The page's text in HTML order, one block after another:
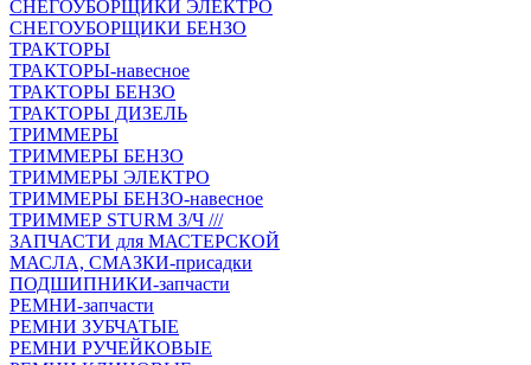
СНЕГОУБОРЩИКИ ЭЛЕКТРО
СНЕГОУБОРЩИКИ БЕНЗО
ТРАКТОРЫ
ТРАКТОРЫ-навесное
ТРАКТОРЫ БЕНЗО
ТРАКТОРЫ ДИЗЕЛЬ
ТРИММЕРЫ
ТРИММЕРЫ БЕНЗО
ТРИММЕРЫ ЭЛЕКТРО
ТРИММЕРЫ БЕНЗО-навесное
ТРИММЕР STURM З/Ч ///
ЗАПЧАСТИ для МАСТЕРСКОЙ
МАСЛА, СМАЗКИ-присадки
ПОДШИПНИКИ-запчасти
РЕМНИ-запчасти
РЕМНИ ЗУБЧАТЫЕ
РЕМНИ РУЧЕЙКОВЫЕ